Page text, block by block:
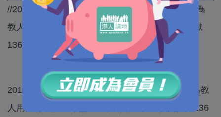
//2015年，美國17歲少年阿明(Ali Shukri Amin)因為
教人用比特幣課金等協助「伊斯蘭國」，被判入獄
136個月，是當地觸犯同類罪行最年輕人士。//
2015年，美國17歲少年阿明(Ali Shukri Amin)因為教
人用比特幣課金等協助「伊斯蘭國」，被判入獄136